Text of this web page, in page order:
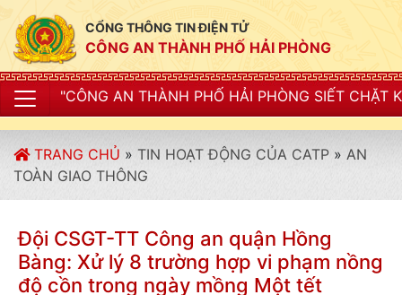
CỔNG THÔNG TIN ĐIỆN TỬ
CÔNG AN THÀNH PHỐ HẢI PHÒNG
PHỐ HẢI PHÒNG SIẾT CHẶT KỶ LUẬT, KỶ
TRANG CHỦ » TIN HOẠT ĐỘNG CỦA CATP » AN
TOÀN GIAO THÔNG
Đội CSGT-TT Công an quận Hồng
Bàng: Xử lý 8 trường hợp vi phạm nồng
độ cồn trong ngày mồng Một tết